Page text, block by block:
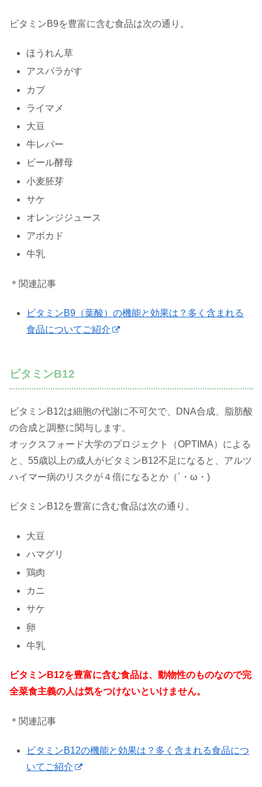
ビタミンB9を豊富に含む食品は次の通り。
ほうれん草
アスパラがす
カブ
ライマメ
大豆
牛レバー
ビール酵母
小麦胚芽
サケ
オレンジジュース
アボカド
牛乳
＊関連記事
ビタミンB9（葉酸）の機能と効果は？多く含まれる
食品についてご紹介
ビタミンB12
ビタミンB12は細胞の代謝に不可欠で、DNA合成、脂肪酸
の合成と調整に関与します。
オックスフォード大学のプロジェクト（OPTIMA）による
と、55歳以上の成人がビタミンB12不足になると、アルツ
ハイマー病のリスクが４倍になるとか（´・ω・)
ビタミンB12を豊富に含む食品は次の通り。
大豆
ハマグリ
鶏肉
カニ
サケ
卵
牛乳
ビタミンB12を豊富に含む食品は、動物性のものなので完
全菜食主義の人は気をつけないといけません。
＊関連記事
ビタミンB12の機能と効果は？多く含まれる食品につ
いてご紹介